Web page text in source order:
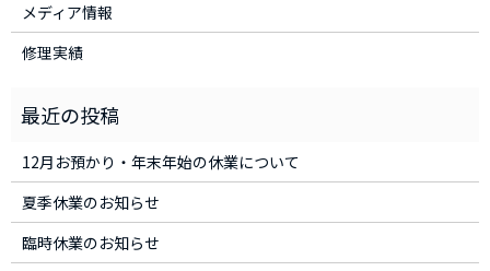
メディア情報
修理実績
12月お預かり・年末年始の休業について
夏季休業のお知らせ
臨時休業のお知らせ